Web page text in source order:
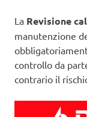
La Revisione
manutenzione
controllo da
contrario il